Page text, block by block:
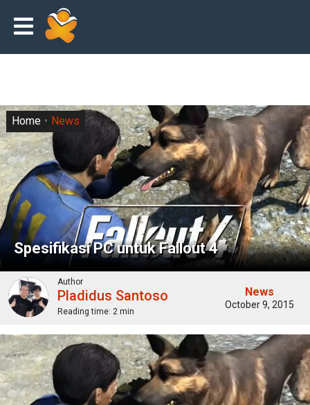
Spesifikasi PC untuk Fallout 4
Home News
Author
Pladidus Santoso
Reading time: 2 min
News
October 9, 2015